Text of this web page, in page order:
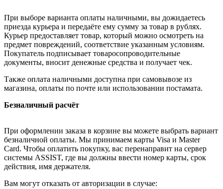
При выборе варианта оплаты наличными, вы дожидаетесь
приезда курьера и передаёте ему сумму за товар в рублях.
Курьер предоставляет товар, который можно осмотреть на
предмет повреждений, соответствие указанным условиям.
Покупатель подписывает товаросопроводительные
документы, вносит денежные средства и получает чек.
Также оплата наличными доступна при самовывозе из
магазина, оплаты по почте или использовании постамата.
Безналичный расчёт
При оформлении заказа в корзине вы можете выбрать вариант
безналичной оплаты. Мы принимаем карты Visa и Master
Card. Чтобы оплатить покупку, вас перенаправит на сервер
системы ASSIST, где вы должны ввести номер карты, срок
действия, имя держателя.
Вам могут отказать от авторизации в случае: